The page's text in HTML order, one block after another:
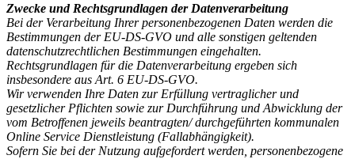
Zwecke und Rechtsgrundlagen der Datenverarbeitung
Bei der Verarbeitung Ihrer personenbezogenen Daten werden die
Bestimmungen der EU-DS-GVO und alle sonstigen geltenden
datenschutzrechtlichen Bestimmungen eingehalten.
Rechtsgrundlagen für die Datenverarbeitung ergeben sich
insbesondere aus Art. 6 EU-DS-GVO.
Wir verwenden Ihre Daten zur Erfüllung vertraglicher und
gesetzlicher Pflichten sowie zur Durchführung und Abwicklung der
vom Betroffenen jeweils beantragten/ durchgeführten kommunalen
Online Service Dienstleistung (Fallabhängigkeit).
Sofern Sie bei der Nutzung aufgefordert werden, personenbezogene